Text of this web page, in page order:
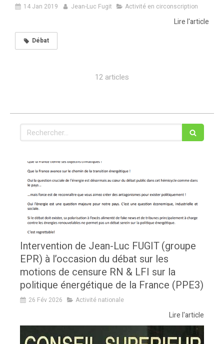
14 Jan 2019 Jean-Luc Fugit Activité en circonscription
Lire l'article
Débat
12 articles
Rechercher
Intervention de Jean-Luc FUGIT (groupe
EPR) à l’occasion du débat sur les
motions de censure RN & LFI sur la
politique énergétique de la France (PPE3)
26 Fév 2026 Activité nationale
Lire l'article